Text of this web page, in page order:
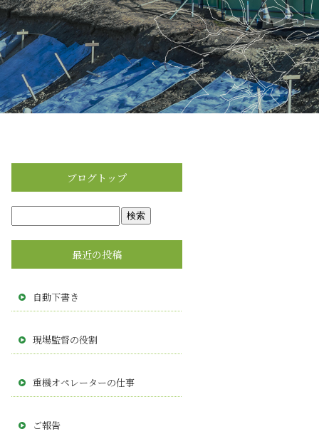
ブログトップ
最近の投稿
自動下書き
現場監督の役割
重機オペレーターの仕事
ご報告